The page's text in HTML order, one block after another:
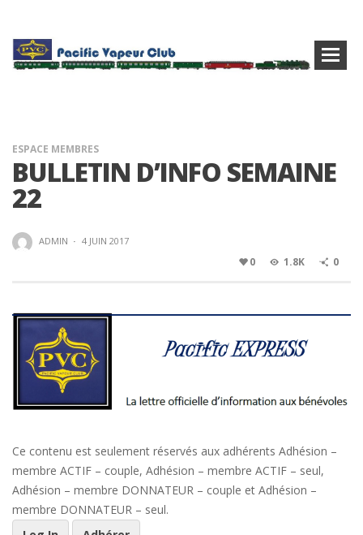
ESPACE MEMBRES
BULLETIN D’INFO SEMAINE
22
ADMIN · 4 JUIN 2017
0 1.8K 0
Ce contenu est seulement réservés aux adhérents Adhésion –
membre ACTIF – couple, Adhésion – membre ACTIF – seul,
Adhésion – membre DONNATEUR – couple et Adhésion –
membre DONNATEUR – seul.